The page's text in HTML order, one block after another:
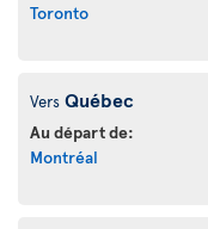
Toronto
Vers Québec
Au départ de:
Montréal